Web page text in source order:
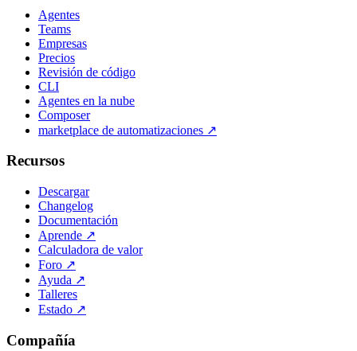
Agentes
Teams
Empresas
Precios
Revisión de código
CLI
Agentes en la nube
Composer
marketplace de automatizaciones ↗
Recursos
Descargar
Changelog
Documentación
Aprende ↗
Calculadora de valor
Foro ↗
Ayuda ↗
Talleres
Estado ↗
Compañía